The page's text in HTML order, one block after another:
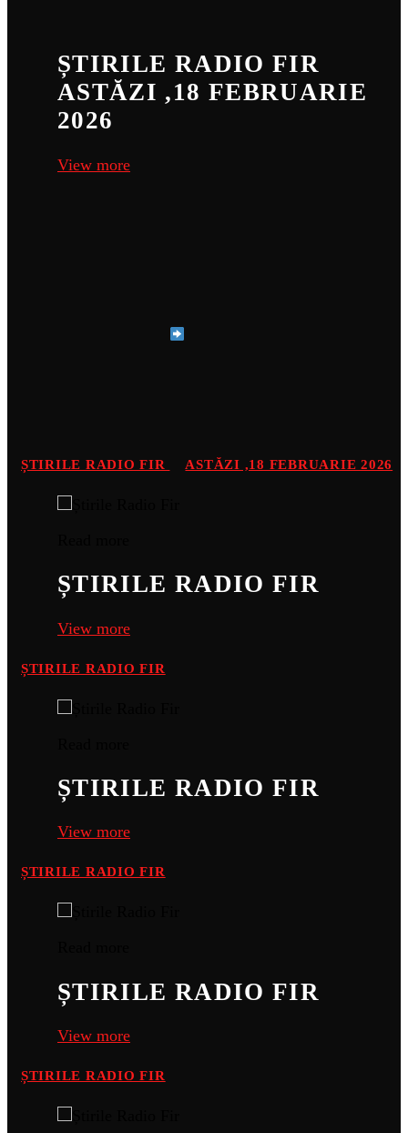
ȘTIRILE RADIO FIR
ASTĂZI ,18 FEBRUARIE
2026
View more
ȘTIRILE RADIO FIR ASTĂZI ,18 FEBRUARIE 2026
ȘTIRILE RADIO FIR
View more
ȘTIRILE RADIO FIR
ȘTIRILE RADIO FIR
View more
ȘTIRILE RADIO FIR
ȘTIRILE RADIO FIR
View more
ȘTIRILE RADIO FIR